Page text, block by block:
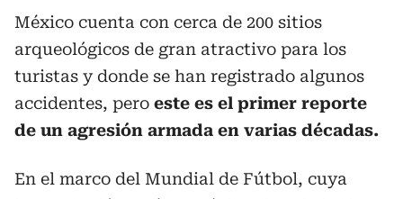
México cuenta con cerca de 200 sitios
arqueológicos de gran atractivo para los
turistas y donde se han registrado algunos
accidentes, pero este es el primer reporte
de un agresión armada en varias décadas.
En el marco del Mundial de Fútbol, cuya